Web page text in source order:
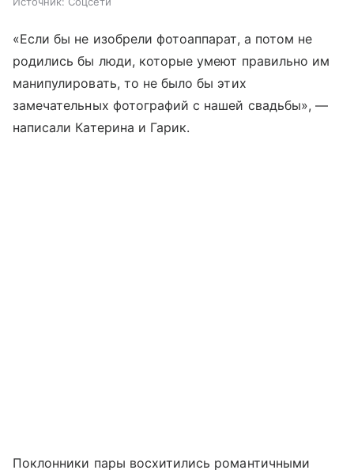
«Если бы не изобрели фотоаппарат, а потом не
родились бы люди, которые умеют правильно им
манипулировать, то не было бы этих
замечательных фотографий с нашей свадьбы», —
написали Катерина и Гарик.
Поклонники пары восхитились романтичными